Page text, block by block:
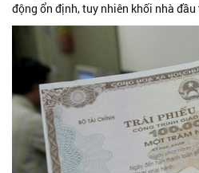
động ổn định, tuy nhiên khối nhà
676 tỷ đồng,...